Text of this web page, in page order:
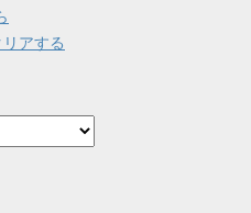
アする